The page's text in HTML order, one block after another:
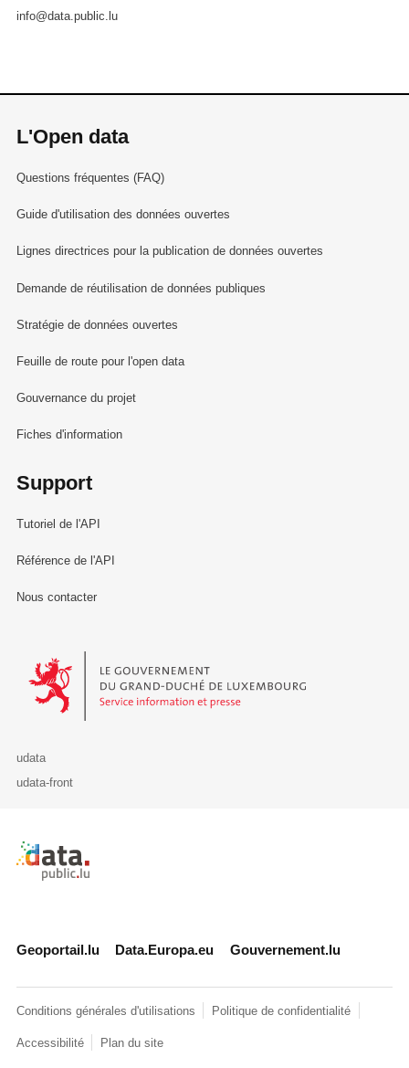
info@data.public.lu
L'Open data
Questions fréquentes (FAQ)
Guide d'utilisation des données ouvertes
Lignes directrices pour la publication de données ouvertes
Demande de réutilisation de données publiques
Stratégie de données ouvertes
Feuille de route pour l'open data
Gouvernance du projet
Fiches d'information
Support
Tutoriel de l'API
Référence de l'API
Nous contacter
Le Gouvernement du Grand-Duché de Luxembourg - Service
udata
udata-front
Retour à l'accueil de data.public.lu
Geoportail.lu Data.Europa.eu Gouvernement.lu
Conditions générales d'utilisations Politique de confidentialité
Accessibilité Plan du site